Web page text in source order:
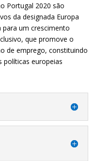
Portugal 2020 são
da designada Europa
para um crescimento
que promove o
de emprego, constituindo
políticas europeias